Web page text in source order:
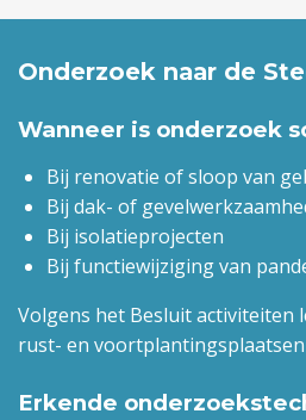
Onderzoek naar de
Wanneer is onderzoek
Bij renovatie of sloop van
Bij dak- of
Bij isolatieprojecten
Bij functiewijziging van
Volgens het Besluit activiteiten
rust- en
Erkende